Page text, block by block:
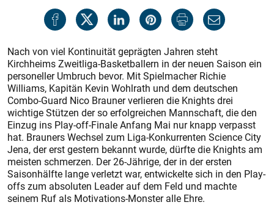
Nach von viel Kontinuität geprägten Jahren steht
Kirchheims Zweitliga-Basketballern in der neuen Saison ein
personeller Umbruch bevor. Mit Spielmacher Richie
Williams, Kapitän Kevin Wohlrath und dem deutschen
Combo-Guard Nico Brauner verlieren die Knights drei
wichtige Stützen der so erfolgreichen Mannschaft, die den
Einzug ins Play-off-Finale Anfang Mai nur knapp verpasst
hat. Brauners Wechsel zum Liga-Konkurrenten Science City
Jena, der erst gestern bekannt wurde, dürfte die Knights am
meisten schmerzen. Der 26-Jährige, der in der ers­ten
Saisonhälfte lange verletzt war, entwickelte sich in den Play-
offs zum absoluten Leader auf dem Feld und machte
seinem Ruf als Motivations-Monster alle Ehre.